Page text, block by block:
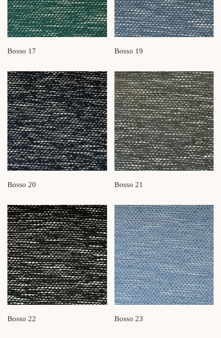
Bosso 17 Bosso 19
Bosso 20 Bosso 21
Bosso 22 Bosso 23